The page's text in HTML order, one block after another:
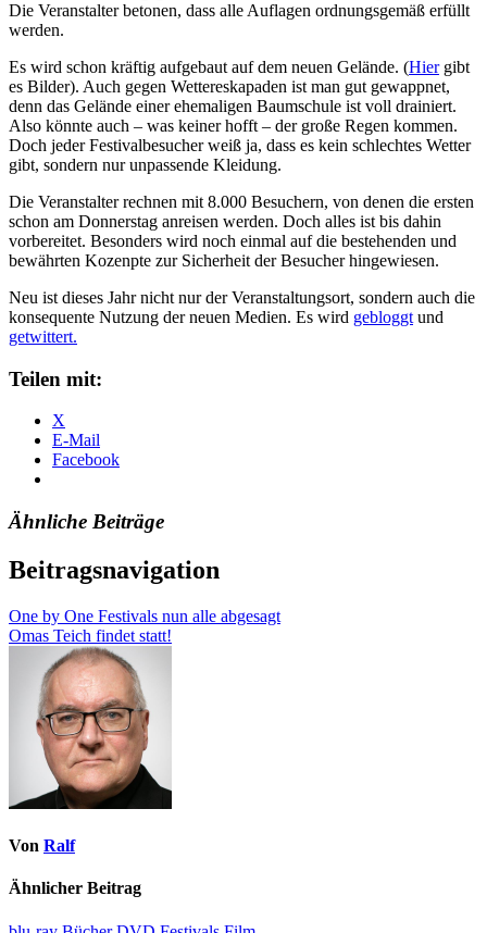
Die Veranstalter betonen, dass alle Auflagen ordnungsgemäß erfüllt
werden.
Es wird schon kräftig aufgebaut auf dem neuen Gelände. (Hiergibt
es Bilder). Auch gegen Wettereskapaden ist man gut gewappnet,
denn das Gelände einer ehemaligen Baumschule ist voll drainiert.
Also könnte auch – was keiner hofft – der große Regen kommen.
Doch jeder Festivalbesucher weiß ja, dass es kein schlechtes Wetter
gibt, sondern nur unpassende Kleidung.
Die Veranstalter rechnen mit 8.000 Besuchern, von denen die ersten
schon am Donnerstag anreisen werden. Doch alles ist bis dahin
vorbereitet. Besonders wird noch einmal auf die bestehenden und
bewährten Kozenpte zur Sicherheit der Besucher hingewiesen.
Neu ist dieses Jahr nicht nur der Veranstaltungsort, sondern auch die
konsequente Nutzung der neuen Medien. Es wird gebloggt und
getwittert.
Teilen mit:
X
E-Mail
Facebook
Ähnliche Beiträge
Beitragsnavigation
One by One Festivals nun alle abgesagt
Omas Teich findet statt!
Von Ralf
Ähnlicher Beitrag